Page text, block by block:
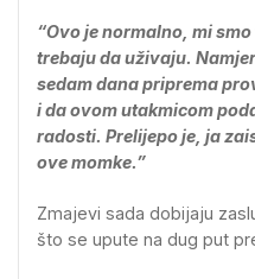
“Ovo je normalno, mi
trebaju da uživaju.
sedam dana priprema
i da ovom utakmicom
radosti. Prelijepo je, ja
ove momke.”
Zmajevi sada dobijaju
što se upute na dug put